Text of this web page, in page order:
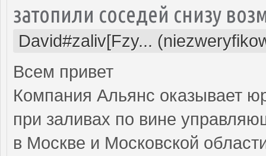
затопили соседей снизу
David#zaliv[Fzy...
Всем привет
Компания Альянс оказывает
при заливах по вине
в Москве и Московской